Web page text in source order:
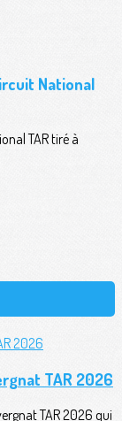
National
TAR tiré à
TAR 2026
TAR 2026 qui